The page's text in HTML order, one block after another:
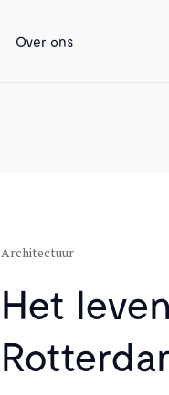
Over ons
Architectuur
Het